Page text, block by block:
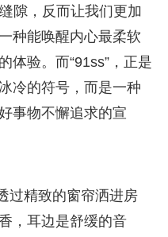
隙，反而让我们更加
种能唤醒内心最柔软
体验。而“91ss”，正是
冷的符号，而是一种
事物不懈追求的宣
过精致的窗帘洒进房
，耳边是舒缓的音